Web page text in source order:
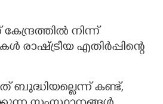
നിന്ന്
രാഷ്ട്രീയ എതിർപ്പിന്റെ
ബുദ്ധിയല്ലെന്ന് കണ്ട്,